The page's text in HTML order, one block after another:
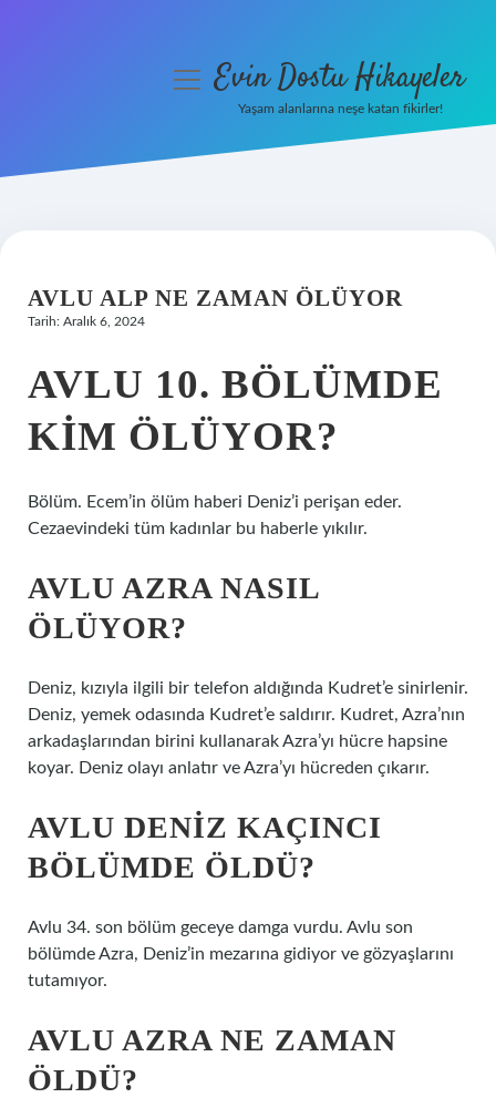
Hakkımızda
menüyüEvin Dostu Hikayeler
Yaşam alanlarına neşe katan fikirler!
AVLU ALP NE ZAMAN ÖLÜYOR
Tarih: Aralık 6, 2024
AVLU 10. BÖLÜMDE
KIM ÖLÜYOR?
Bölüm. Ecem’in ölüm haberi Deniz’i perişan eder.
Cezaevindeki tüm kadınlar bu haberle yıkılır.
AVLU AZRA NASIL
ÖLÜYOR?
Deniz, kızıyla ilgili bir telefon aldığında Kudret’e sinirlenir.
Deniz, yemek odasında Kudret’e saldırır. Kudret, Azra’nın
arkadaşlarından birini kullanarak Azra’yı hücre hapsine
koyar. Deniz olayı anlatır ve Azra’yı hücreden çıkarır.
AVLU DENIZ KAÇINCI
BÖLÜMDE ÖLDÜ?
Avlu 34. son bölüm geceye damga vurdu. Avlu son
bölümde Azra, Deniz’in mezarına gidiyor ve gözyaşlarını
tutamıyor.
AVLU AZRA NE ZAMAN
ÖLDÜ?